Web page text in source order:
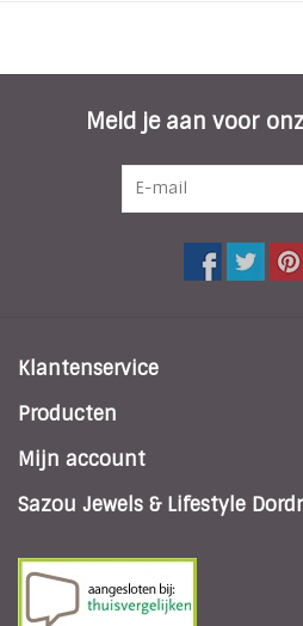
Meld je aan voor
Klantenservice
Producten
Mijn account
Sazou Jewels & Lifestyle